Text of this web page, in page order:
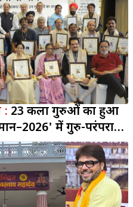
: 23 कला गुरुओं का हुआ
में गुरु-परंपरा